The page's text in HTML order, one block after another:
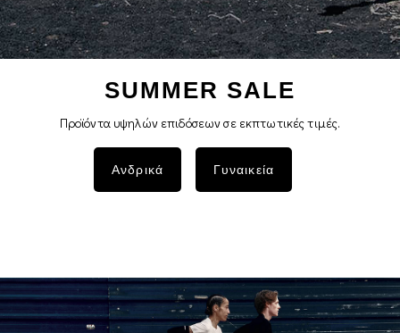
SUMMER SALE
Προϊόντα υψηλών επιδόσεων σε εκπτωτικές τιμές.
Ανδρικά Γυναικεία